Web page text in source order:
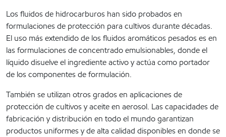
Los fluidos de hidrocarburos han sido probados en
formulaciones de protección para cultivos durante décadas.
El uso más extendido de los fluidos aromáticos pesados es en
las formulaciones de concentrado emulsionables, donde el
líquido disuelve el ingrediente activo y actúa como portador
de los componentes de formulación.
También se utilizan otros grados en aplicaciones de
protección de cultivos y aceite en aerosol. Las capacidades de
fabricación y distribución en todo el mundo garantizan
productos uniformes y de alta calidad disponibles en donde se